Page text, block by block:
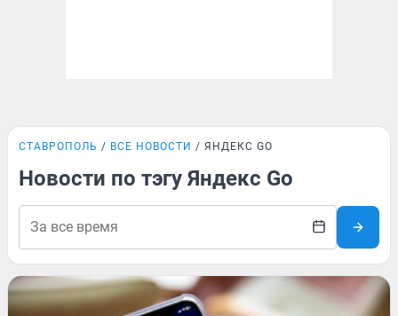
СТАВРОПОЛЬ ВСЕ НОВОСТИ ЯНДЕКС GO
Новости по тэгу Яндекс Go